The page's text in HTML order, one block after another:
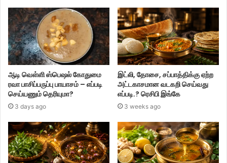
ஆடி வெள்ளி ஸ்பெஷல் கோதுமை
ரவா பாசிப்பருப்பு பாயாசம் – எப்படி
செய்யணும் தெரியுமா?
3 days ago
இட்லி, தோசை, சப்பாத்திக்கு ஏற்ற
அட்டகாசமான வடகறி செய்வது
எப்படி.? ரெசிபி இங்கே
3 weeks ago